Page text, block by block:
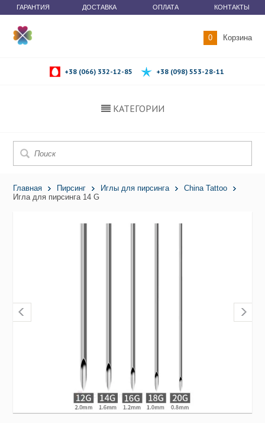
ГАРАНТИЯ ДОСТАВКА ОПЛАТА КОНТАКТЫ
0 Корзина
+38 (066) 332-12-85 +38 (098) 553-28-11
КАТЕГОРИИ
Главная Пирсинг Иглы для пирсинга
China Tattoo
Игла для пирсинга 14 G